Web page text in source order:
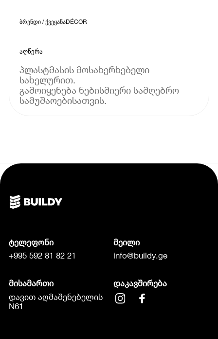
ბრენდი / ქვეყანაDÉCOR
აღწერა
პლასტმასის მოსახერხებელი
სახელურით.
გამოიყენება ნებისმიერი სამღებრო
სამუშაოებისათვის.
ტელეფონი
+995 592 81 82 21
მეილი
info@buildy.ge
მისამართი
დავით აღმაშენებელის
N61
დაკავშირება